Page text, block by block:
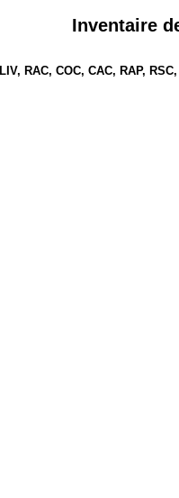
Inventaire
LIV, RAC, COC, CAC, RAP,